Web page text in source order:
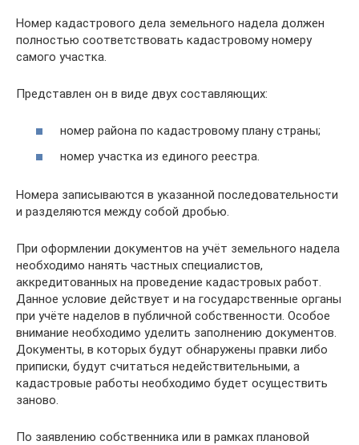
Номер кадастрового дела земельного надела должен
полностью соответствовать кадастровому номеру
самого участка.
Представлен он в виде двух составляющих:
номер района по кадастровому плану страны;
номер участка из единого реестра.
Номера записываются в указанной последовательности
и разделяются между собой дробью.
При оформлении документов на учёт земельного надела
необходимо нанять частных специалистов,
аккредитованных на проведение кадастровых работ.
Данное условие действует и на государственные органы
при учёте наделов в публичной собственности. Особое
внимание необходимо уделить заполнению документов.
Документы, в которых будут обнаружены правки либо
приписки, будут считаться недействительными, а
кадастровые работы необходимо будет осуществить
заново.
По заявлению собственника или в рамках плановой